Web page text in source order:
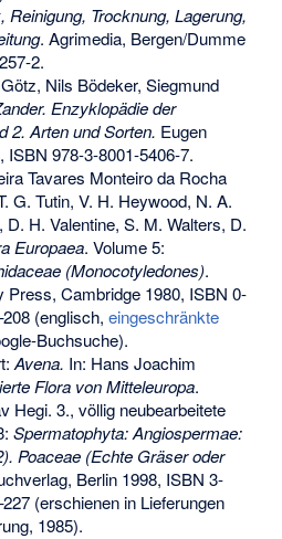
Reinigung, Trocknung, Lagerung,
. Agrimedia, Bergen/Dumme
2.
Nils Bödeker, Siegmund
Enzyklopädie der
2. Arten und Sorten. Eugen
ISBN 978-3-8001-5406-7.
Tavares Monteiro da Rocha
G. Tutin, V. H. Heywood, N. A.
H. Valentine, S. M. Walters, D.
Europaea. Volume 5:
(Monocotyledones).
Press, Cambridge 1980, ISBN 0-
(englisch, eingeschränkte
Buchsuche).
Avena. In: Hans Joachim
Flora von Mitteleuropa.
Hegi. 3., völlig neubearbeitete
Spermatophyta: Angiospermae:
Poaceae (Echte Gräser oder
Berlin 1998, ISBN 3-
(erschienen in Lieferungen
1985).